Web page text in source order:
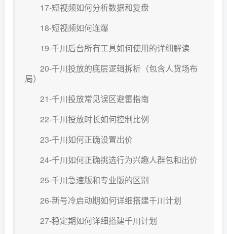
17-短视频如何分析数据和复盘
18-短视频如何连爆
19-千川后台所有工具如何使用的详细解读
20-千川投放的底层逻辑拆析（包含人货场布
局）
21-千川投放常见误区避雷指南
22-千川投放时长如何控制比例
23-千川如何正确设置出价
24-千川如何正确挑选行为兴趣人群包和出价
25-千川急速版和专业版的区别
26-新号冷启动期如何详细搭建千川计划
27-稳定期如何详细搭建千川计划